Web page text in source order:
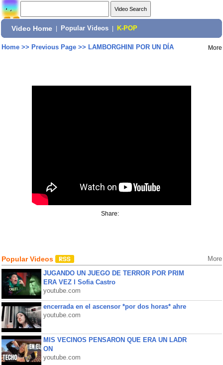
Video Home Popular Videos K-POP
Home>> Previous Page>> LAMBORGHINI POR UN DÍA More
Share:
Popular Videos More
JUGANDO UN JUEGO DE TERROR POR PRIM
ERA VEZ l Sofia Castro
youtube.com
encerrada en el ascensor *por dos horas* ahre
youtube.com
MIS VECINOS PENSARON QUE ERA UN LADR
ON
youtube.com